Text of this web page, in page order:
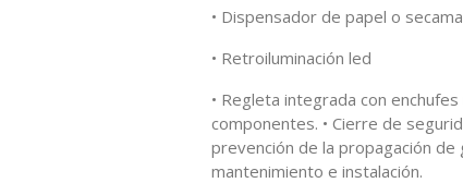
• Dispensador de papel o
• Retroiluminación led
• Regleta integrada con
componentes. • Cierre de
prevención de la propagación de
mantenimiento e instalación.